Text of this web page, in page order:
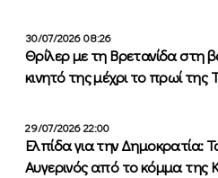
30/07/2026 08:26
Θρίλερ με τη Βρετανίδα στη
κινητό της μέχρι το πρωί της
29/07/2026 22:00
Ελπίδα για την Δημοκρατία:
Αυγερινός από το κόμμα της